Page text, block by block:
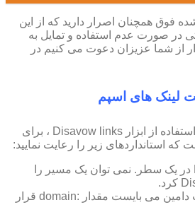
فوق همچنان اصرار دارید که از این
حتی در صورت عدم استفاده و تمایل به
از شما عزیزان دعوت می کنیم در
لینک های اسپم
پس از تصمیم گیری برای استفاده از ابزار Disavow links ، برای
که استانداردهای زیر را رعایت نمایید:
هر URL یا Domain در یک سطر. نمی توان یک مسیر را
قبل از دامنه یا ساب دامین می بایست مقدار :domain قرار